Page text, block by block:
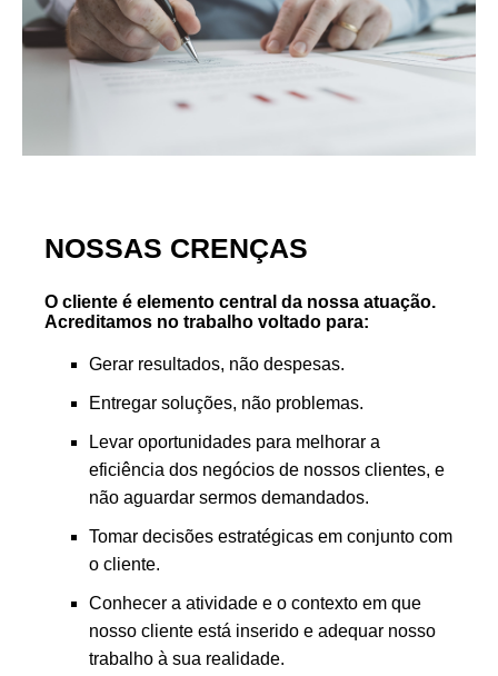
NOSSAS CRENÇAS
O cliente é elemento central da nossa atuação.
Acreditamos no trabalho voltado para:
Gerar resultados, não despesas.
Entregar soluções, não problemas.
Levar oportunidades para melhorar a
eficiência dos negócios de nossos clientes, e
não aguardar sermos demandados.
Tomar decisões estratégicas em conjunto com
o cliente.
Conhecer a atividade e o contexto em que
nosso cliente está inserido e adequar nosso
trabalho à sua realidade.